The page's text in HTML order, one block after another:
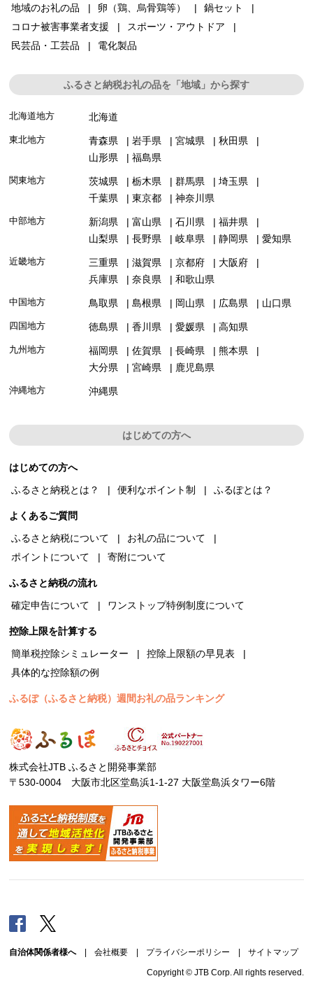
地域のお礼の品
卵（鶏、烏骨鶏等）
鍋セット
コロナ被害事業者支援
スポーツ・アウトドア
民芸品・工芸品
電化製品
ふるさと納税お礼の品を「地域」から探す
北海道地方 北海道
東北地方 青森県 岩手県 宮城県
秋田県
山形県
福島県
関東地方 茨城県 栃木県 群馬県
埼玉県
千葉県
東京都 神奈川県
中部地方 新潟県 富山県 石川県
福井県
山梨県
長野県 岐阜県 静岡県 愛知県
近畿地方 三重県 滋賀県 京都府
大阪府
兵庫県
奈良県 和歌山県
中国地方 鳥取県 島根県 岡山県 広島県 山口県
四国地方 徳島県 香川県 愛媛県 高知県
九州地方 福岡県 佐賀県 長崎県
熊本県
大分県
宮崎県 鹿児島県
沖縄地方 沖縄県
はじめての方へ
はじめての方へ
ふるさと納税とは？
便利なポイント制 ふるぽとは？
よくあるご質問
ふるさと納税について
お礼の品について
ポイントについて
寄附について
ふるさと納税の流れ
確定申告について
ワンストップ特例制度について
控除上限を計算する
簡単税控除シミュレーター
控除上限額の早見表
具体的な控除額の例
ふるぽ（ふるさと納税）週間お礼の品ランキング
株式会社JTB ふるさと開発事業部
〒530-0004 大阪市北区堂島浜1-1-27 大阪堂島浜タワー6階
Facebook
自治体関係者様へ| 会社概要 プライバシーポリシー サイトマップ
Copyright © JTB Corp. All rights reserved.